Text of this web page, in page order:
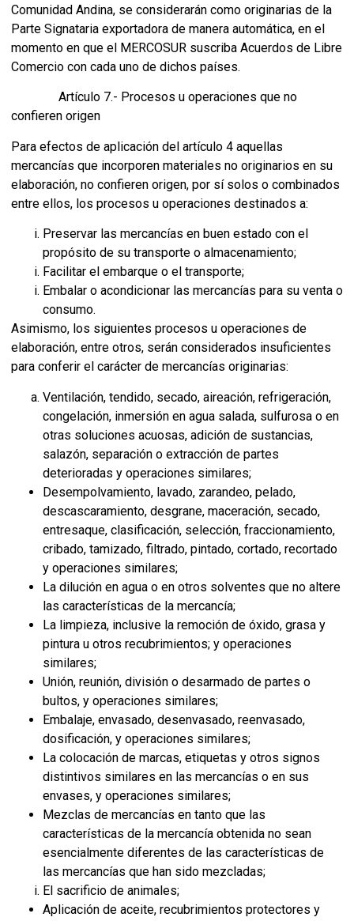
Comunidad Andina, se considerarán como originarias de la
Parte Signataria exportadora de manera automática, en el
momento en que el MERCOSUR suscriba Acuerdos de Libre
Comercio con cada uno de dichos países.
Artículo 7.- Procesos u operaciones que no
confieren origen
Para efectos de aplicación del artículo 4 aquellas
mercancías que incorporen materiales no originarios en su
elaboración, no confieren origen, por sí solos o combinados
entre ellos, los procesos u operaciones destinados a:
Preservar las mercancías en buen estado con el
propósito de su transporte o almacenamiento;
Facilitar el embarque o el transporte;
Embalar o acondicionar las mercancías para su venta o
consumo.
Asimismo, los siguientes procesos u operaciones de
elaboración, entre otros, serán considerados insuficientes
para conferir el carácter de mercancías originarias:
Ventilación, tendido, secado, aireación, refrigeración,
congelación, inmersión en agua salada, sulfurosa o en
otras soluciones acuosas, adición de sustancias,
salazón, separación o extracción de partes
deterioradas y operaciones similares;
Desempolvamiento, lavado, zarandeo, pelado,
descascaramiento, desgrane, maceración, secado,
entresaque, clasificación, selección, fraccionamiento,
cribado, tamizado, filtrado, pintado, cortado, recortado
y operaciones similares;
La dilución en agua o en otros solventes que no altere
las características de la mercancía;
La limpieza, inclusive la remoción de óxido, grasa y
pintura u otros recubrimientos; y operaciones
similares;
Unión, reunión, división o desarmado de partes o
bultos, y operaciones similares;
Embalaje, envasado, desenvasado, reenvasado,
dosificación, y operaciones similares;
La colocación de marcas, etiquetas y otros signos
distintivos similares en las mercancías o en sus
envases, y operaciones similares;
Mezclas de mercancías en tanto que las
características de la mercancía obtenida no sean
esencialmente diferentes de las características de
las mercancías que han sido mezcladas;
El sacrificio de animales;
Aplicación de aceite, recubrimientos protectores y